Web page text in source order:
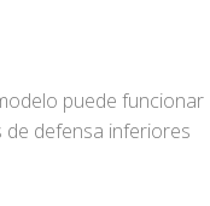
puede funcionar
defensa inferiores